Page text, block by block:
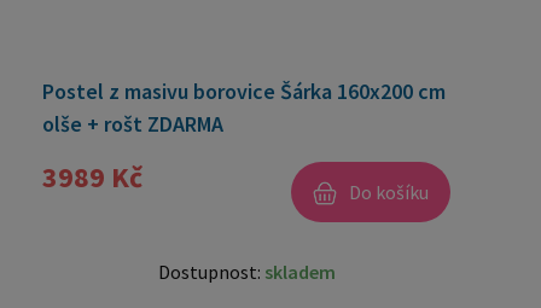
Postel z masivu borovice Šárka 160x200 cm
olše + rošt ZDARMA
3989 Kč Do košíku
Dostupnost: skladem